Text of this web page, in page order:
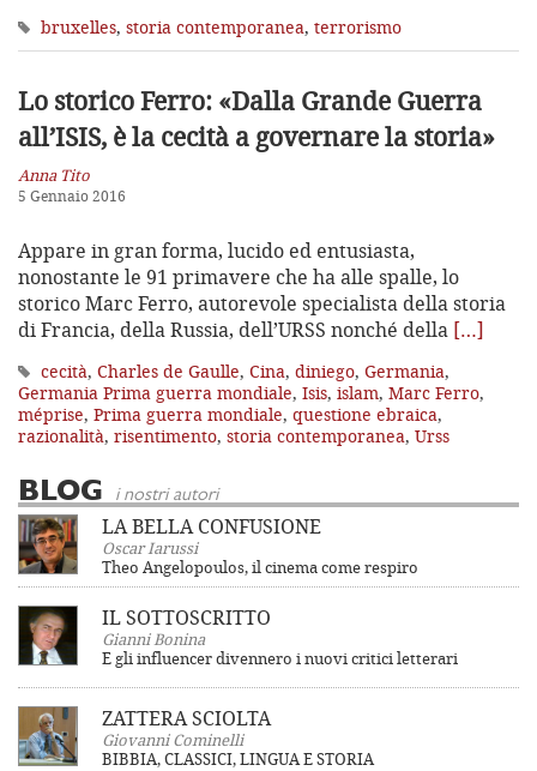
bruxelles, storia contemporanea, terrorismo
Lo storico Ferro: «Dalla Grande Guerra
all’ISIS, è la cecità a governare la storia»
Anna Tito
5 Gennaio 2016
Appare in gran forma, lucido ed entusiasta,
nonostante le 91 primavere che ha alle spalle, lo
storico Marc Ferro, autorevole specialista della storia
di Francia, della Russia, dell’URSS nonché della […]
cecità, Charles de Gaulle, Cina, diniego, Germania,
Germania Prima guerra mondiale, Isis, islam, Marc Ferro,
méprise, Prima guerra mondiale, questione ebraica,
razionalità, risentimento, storia contemporanea, Urss
BLOG i nostri autori
LA BELLA CONFUSIONE
Oscar Iarussi
Theo Angelopoulos, il cinema come respiro
IL SOTTOSCRITTO
Gianni Bonina
E gli influencer divennero i nuovi critici letterari
ZATTERA SCIOLTA
Giovanni Cominelli
BIBBIA, CLASSICI, LINGUA E STORIA